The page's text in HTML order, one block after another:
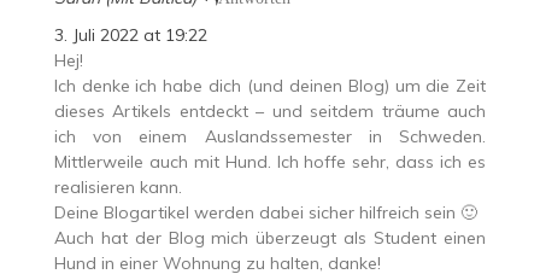
3. Juli 2022 at 19:22
Hej!
Ich denke ich habe dich (und deinen Blog) um die Zeit
dieses Artikels entdeckt – und seitdem träume auch
ich von einem Auslandssemester in Schweden.
Mittlerweile auch mit Hund. Ich hoffe sehr, dass ich es
realisieren kann.
Deine Blogartikel werden dabei sicher hilfreich sein 🙂
Auch hat der Blog mich überzeugt als Student einen
Hund in einer Wohnung zu halten, danke!